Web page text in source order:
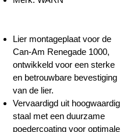
Lier montageplaat voor de
Can-Am Renegade 1000,
ontwikkeld voor een sterke
en betrouwbare bevestiging
van de lier.
Vervaardigd uit hoogwaardig
staal met een duurzame
poedercoating voor optimale